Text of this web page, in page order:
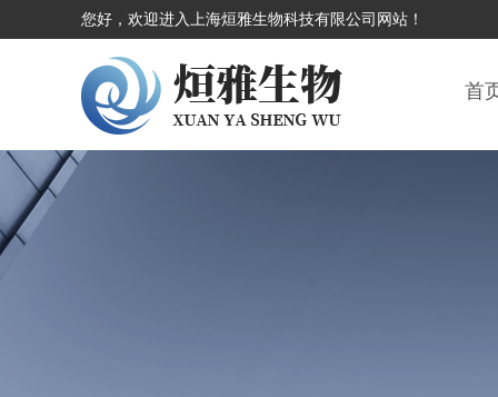
您好，欢迎进入上海烜雅生物科技有限公司网站！
首